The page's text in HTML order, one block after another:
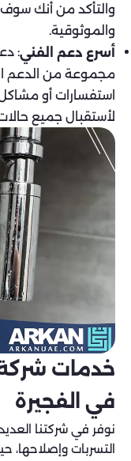
والتأكد من أنك
والموثوقية.
أسرع دعم الفني:
مجموعة من الدعم
استفسارات أو
لأستقبال جميع
خدمات
في الفجيرة
نوفر في شركتنا
التسربات وإصلاحها،